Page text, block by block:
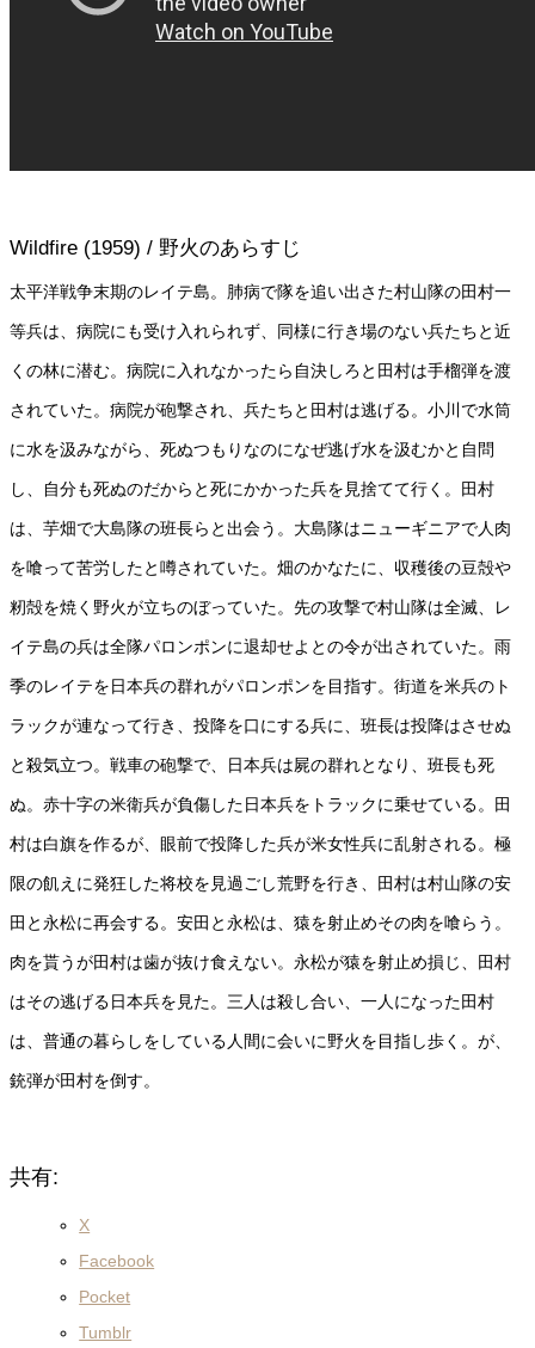
Wildfire (1959) / 野火のあらすじ
太平洋戦争末期のレイテ島。肺病で隊を追い出さた村山隊の田村一
等兵は、病院にも受け入れられず、同様に行き場のない兵たちと近
くの林に潜む。病院に入れなかったら自決しろと田村は手榴弾を渡
されていた。病院が砲撃され、兵たちと田村は逃げる。小川で水筒
に水を汲みながら、死ぬつもりなのになぜ逃げ水を汲むかと自問
し、自分も死ぬのだからと死にかかった兵を見捨てて行く。田村
は、芋畑で大島隊の班長らと出会う。大島隊はニューギニアで人肉
を喰って苦労したと噂されていた。畑のかなたに、収穫後の豆殻や
籾殻を焼く野火が立ちのぼっていた。先の攻撃で村山隊は全滅、レ
イテ島の兵は全隊パロンポンに退却せよとの令が出されていた。雨
季のレイテを日本兵の群れがパロンポンを目指す。街道を米兵のト
ラックが連なって行き、投降を口にする兵に、班長は投降はさせぬ
と殺気立つ。戦車の砲撃で、日本兵は屍の群れとなり、班長も死
ぬ。赤十字の米衛兵が負傷した日本兵をトラックに乗せている。田
村は白旗を作るが、眼前で投降した兵が米女性兵に乱射される。極
限の飢えに発狂した将校を見過ごし荒野を行き、田村は村山隊の安
田と永松に再会する。安田と永松は、猿を射止めその肉を喰らう。
肉を貰うが田村は歯が抜け食えない。永松が猿を射止め損じ、田村
はその逃げる日本兵を見た。三人は殺し合い、一人になった田村
は、普通の暮らしをしている人間に会いに野火を目指し歩く。が、
銃弾が田村を倒す。
共有:
X
Facebook
Pocket
Tumblr